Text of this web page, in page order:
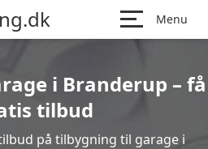
Menu
i Branderup – få
tilbud
på tilbygning til garage i